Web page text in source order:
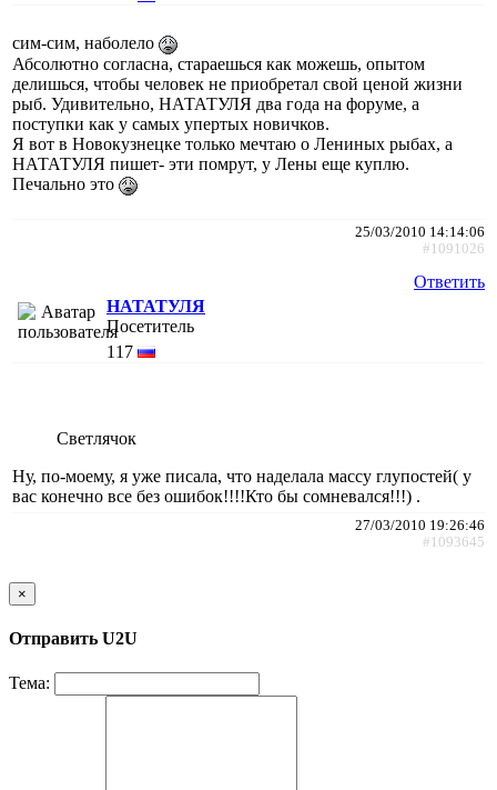
сим-сим, наболело
Абсолютно согласна, стараешься как можешь, опытом
делишься, чтобы человек не приобретал свой ценой жизни
рыб. Удивительно, НАТАТУЛЯ два года на форуме, а
поступки как у самых упертых новичков.
Я вот в Новокузнецке только мечтаю о Лениных рыбах, а
НАТАТУЛЯ пишет- эти помрут, у Лены еще куплю.
Печально это
25/03/2010 14:14:06
#1091026
Ответить
НАТАТУЛЯ
Посетитель
117
Светлячок
Ну, по-моему, я уже писала, что наделала массу глупостей( у
вас конечно все без ошибок!!!!Кто бы сомневался!!!) .
27/03/2010 19:26:46
#1093645
×
Отправить U2U
Тема: